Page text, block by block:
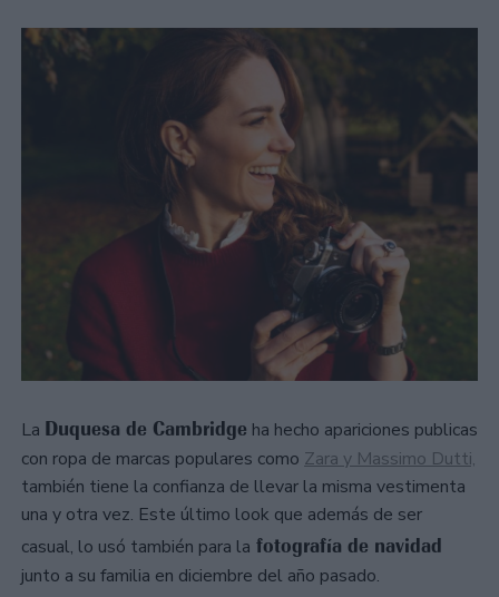
La Duquesa de Cambridge ha hecho apariciones publicas
con ropa de marcas populares como Zara y Massimo Dutti,
también tiene la confianza de llevar la misma vestimenta
una y otra vez. Este último look que además de ser
casual, lo usó también para la fotografía de navidad
junto a su familia en diciembre del año pasado.